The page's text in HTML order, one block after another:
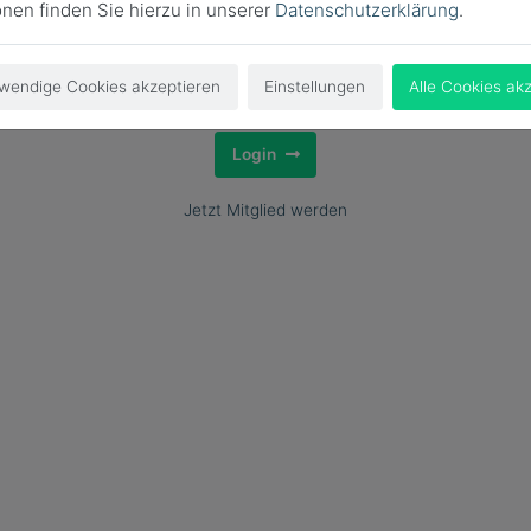
Login
Jetzt Mitglied werden
finden Sie hierzu in unserer Datenschutzerklärung.
Cookies akzeptieren Einstellungen Alle Cookies